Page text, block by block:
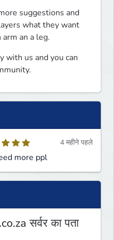
suggestions and
what they want
an a leg.
with us and you can
more ppl
4 महीने पहले
सर्वर का पता